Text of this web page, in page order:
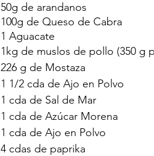
50g de arandanos
100g de Queso de Cabra
1 Aguacate
1kg de muslos de pollo (350 g
226 g de Mostaza
1 1/2 cda de Ajo en Polvo
1 cda de Sal de Mar
1 cda de Azúcar Morena
1 cda de Ajo en Polvo
4 cdas de paprika